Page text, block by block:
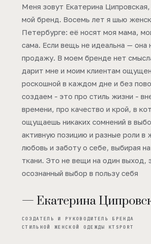
Меня зовут Екатерина
мой бренд. Восемь лет я шью
Петербурге: её носят моя мама,
сама. Если вещь не идеальна — она
продажу. В моем бренде нет
дарит мне и моим клиентам
роскошной в каждом дне и без
создаем - это про стиль жизни -
времени, про качество и крой, в
ощущаешь никаких сомнений в
активную позицию и разные роли в
любовь и заботу о себе, выбирая
ткани. Это не вещи на один выход,
осознанный выбор в пользу себя
— Екатерина
СОЗДАТЕЛЬ И РУКОВОДИТЕЛЬ БРЕНДА
СТИЛЬНОЙ ЖЕНСКОЙ ОДЕЖДЫ KTSPORT